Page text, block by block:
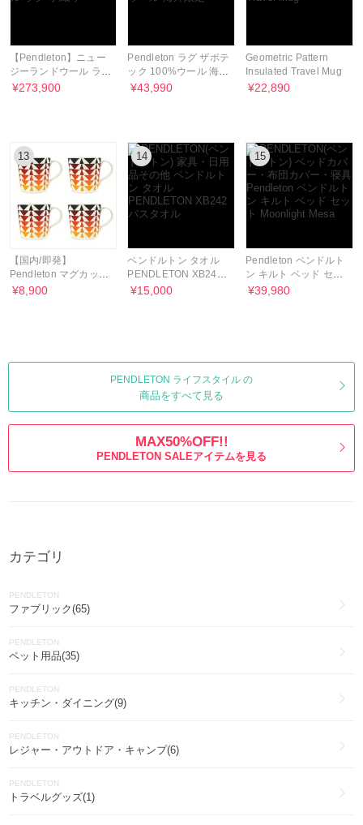
【Pendleton】ニュー
ジーランドウール ラグ
手織り
¥273,900
Pendleton ラグ ザポテ
ック 100%ウール 海外
限定
¥43,990
Geometric Pattern
Insulated Travel Mug
¥22,890
13
【国内/即発】
Pendleton マグカップ
4個セット
¥8,900
14
ペンドルトン タオル
PENDLETON XB242
バスタオル
¥15,000
15
Pendleton ペンドルト
ン キルト ベッド セッ
ト Moonlight Mesa
¥39,980
PENDLETON ライフスタイル の
商品をすべて見る
MAX50%OFF!!
PENDLETON SALEアイテムを見る
カテゴリ
PENDLETON
ファブリック(65)
PENDLETON
ペット用品(35)
PENDLETON
キッチン・ダイニング(9)
PENDLETON
レジャー・アウトドア・キャンプ(6)
PENDLETON
トラベルグッズ(1)